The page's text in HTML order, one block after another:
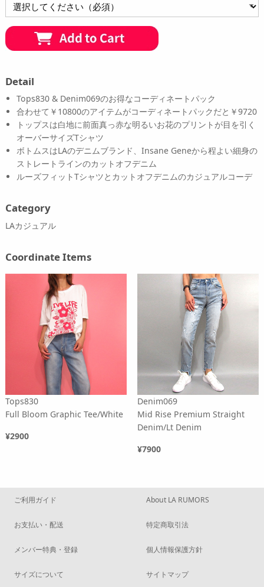
Detail
Tops830 & Denim069のお得なコーディネートパック
合わせて￥10800のアイテムがコーディネートパックだと￥9720
トップスは白地に前面真っ赤な明るいお花のプリントが目を引く
オーバーサイズTシャツ
ボトムスはLAのデニムブランド、Insane Geneから程よい細身の
ストレートラインのカットオフデニム
ルーズフィットTシャツとカットオフデニムのカジュアルコーデ
Category
LAカジュアル
Coordinate Items
Tops830
Full Bloom Graphic Tee/White
¥2900
Denim069
Mid Rise Premium Straight
Denim/Lt Denim
¥7900
ご利用ガイド
お支払い・配送
メンバー特典・登録
サイズについて
About LA RUMORS
特定商取引法
個人情報保護方針
サイトマップ